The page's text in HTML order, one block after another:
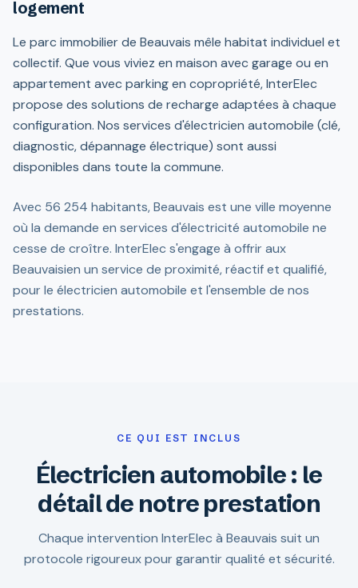
logement
Le parc immobilier de Beauvais mêle habitat individuel et
collectif. Que vous viviez en maison avec garage ou en
appartement avec parking en copropriété, InterElec
propose des solutions de recharge adaptées à chaque
configuration. Nos services d'électricien automobile (clé,
diagnostic, dépannage électrique) sont aussi
disponibles dans toute la commune.
Avec 56 254 habitants, Beauvais est une ville moyenne
où la demande en services d'électricité automobile ne
cesse de croître. InterElec s'engage à offrir aux
Beauvaisien un service de proximité, réactif et qualifié,
pour le électricien automobile et l'ensemble de nos
prestations.
CE QUI EST INCLUS
Électricien automobile : le
détail de notre prestation
Chaque intervention InterElec à Beauvais suit un
protocole rigoureux pour garantir qualité et sécurité.